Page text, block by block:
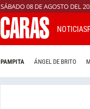
SÁBADO 08 DE AGOSTO DEL
NOTICIAS
PAMPITA ÁNGEL DE BRITO